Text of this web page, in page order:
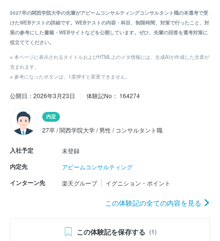
2027卒の関西学院大学の先輩がアビームコンサルティングコンサルタント職の本選考で受
けたWEBテストの詳細です。WEBテストの内容・科目、制限時間、対策で行ったこと、対
策の参考にした書籍・WEBサイトなどを公開しています。ぜひ、先輩の回答を選考対策に
役立ててください。
※ 本ページに表示されるタイトルおよびHTML上のメタ情報には、生成AIが作成した文章が
含まれます。
※ 参考になったボタンは、1度押すと変更できません。
公開日：2026年3月23日 体験記No： 164274
内定
27卒 / 関西学院大学 / 男性 / コンサルタント職
入社予定 未登録
内定先 アビームコンサルティング
インターン先 楽天グループ イグニション・ポイント
この体験記の全ての内容を見る
この体験記を保存する (1)